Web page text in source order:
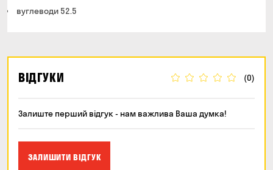
вуглеводи 52.5
ВІДГУКИ (0)
Залиште перший відгук - нам важлива Ваша думка!
ЗАЛИШИТИ ВІДГУК